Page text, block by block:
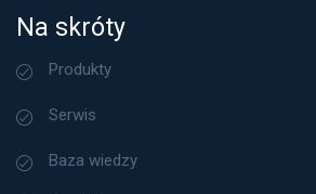
Na skróty
Produkty
Serwis
Baza wiedzy